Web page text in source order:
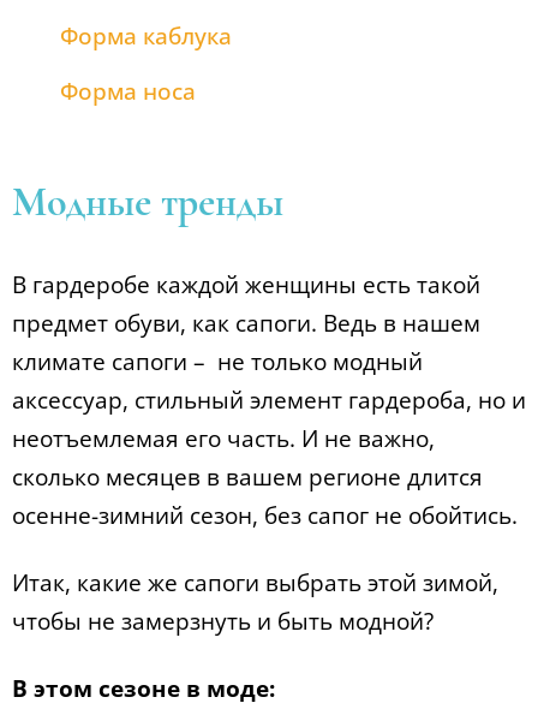
Форма каблука
Форма носа
Модные тренды
В гардеробе каждой женщины есть такой
предмет обуви, как сапоги. Ведь в нашем
климате сапоги – не только модный
аксессуар, стильный элемент гардероба, но и
неотъемлемая его часть. И не важно,
сколько месяцев в вашем регионе длится
осенне-зимний сезон, без сапог не обойтись.
Итак, какие же сапоги выбрать этой зимой,
чтобы не замерзнуть и быть модной?
В этом сезоне в моде: